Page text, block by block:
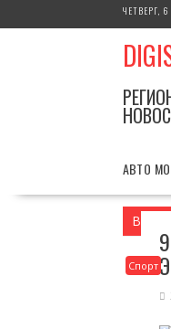
к
ЧЕТВЕРГ,
АВТО
Вы
Спорт